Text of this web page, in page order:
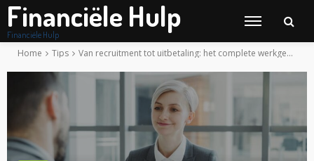
Financiële Hulp
Financiële Hulp
Home Tips Van recruitment tot uitbetaling: het complete werkgeversproces